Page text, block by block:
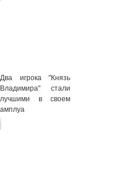
Два игрока "Князь
Владимира" стали
лучшими в своем
амплуа